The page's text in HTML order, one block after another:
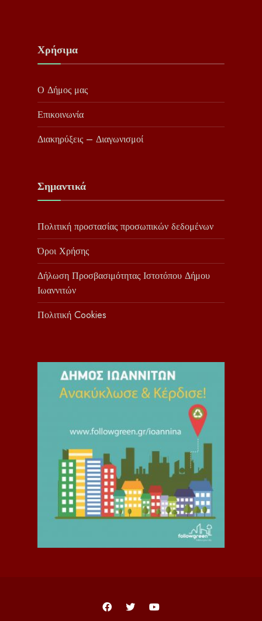
Χρήσιμα
Ο Δήμος μας
Επικοινωνία
Διακηρύξεις – Διαγωνισμοί
Σημαντικά
Πολιτική προστασίας προσωπικών δεδομένων
Όροι Χρήσης
Δήλωση Προσβασιμότητας Ιστοτόπου Δήμου
Ιωαννιτών
Πολιτική Cookies